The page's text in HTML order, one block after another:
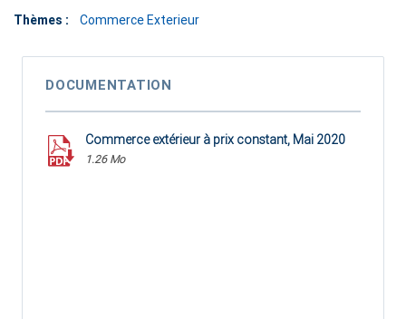
Thèmes : Commerce Exterieur
DOCUMENTATION
Commerce extérieur à prix constant, Mai 2020
1.26 Mo